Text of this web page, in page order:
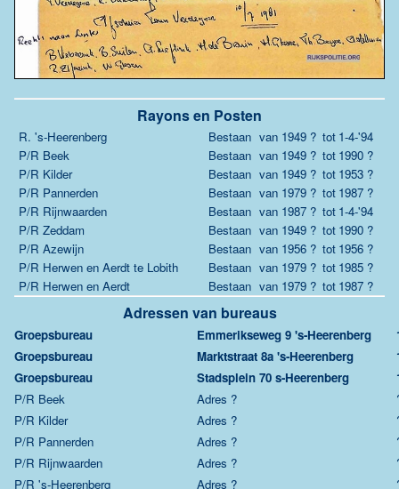
Rayons en Posten
R. 's-Heerenberg Bestaan van 1949 ? tot 1-4-'94
P/R Beek
Bestaan van 1949 ? tot 1990 ?
P/R Kilder
Bestaan van 1949 ? tot 1953 ?
P/R Pannerden
Bestaan van 1979 ? tot 1987 ?
P/R Rijnwaarden
Bestaan van 1987 ? tot 1-4-'94
P/R Zeddam
Bestaan van 1949 ? tot 1990 ?
P/R Azewijn
Bestaan van 1956 ? tot 1956 ?
P/R Herwen en Aerdt te Lobith
Bestaan van 1979 ? tot 1985 ?
P/R Herwen en Aerdt
Bestaan van 1979 ? tot 1987 ?
Adressen van bureaus
Groepsbureau Emmerikseweg 9 's-Heerenberg
Groepsbureau
Marktstraat 8a 's-Heerenberg
Groepsbureau
Stadsplein 70 s-Heerenberg
P/R Beek
Adres ?
P/R Kilder
Adres ?
P/R Pannerden
Adres ?
P/R Rijnwaarden
Adres ?
P/R 's-Heerenberg
Adres ?